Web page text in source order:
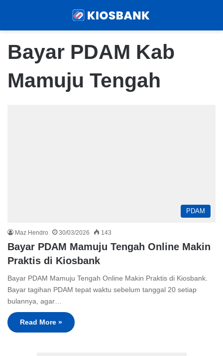
Bayar PDAM Kab
Mamuju Tengah
PDAM
Maz Hendro 30/03/2026 143
Bayar PDAM Mamuju Tengah Online Makin
Praktis di Kiosbank
Bayar PDAM Mamuju Tengah Online Makin Praktis di Kiosbank.
Bayar tagihan PDAM tepat waktu sebelum tanggal 20 setiap
bulannya, agar…
Read More »